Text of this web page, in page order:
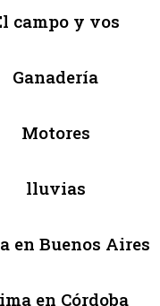
campo y vos
Ganadería
Motores
lluvias
en Buenos Aires
en Córdoba